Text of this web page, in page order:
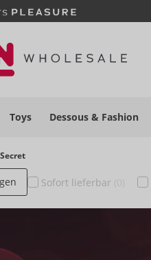
Toys Dessous & Fashion
Sofort lieferbar (0)